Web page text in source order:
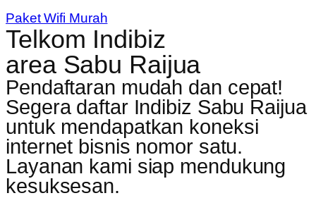
Paket Wifi Murah
Telkom Indibiz
area Sabu Raijua
Pendaftaran mudah dan cepat!
Segera daftar Indibiz Sabu Raijua
untuk mendapatkan koneksi
internet bisnis nomor satu.
Layanan kami siap mendukung
kesuksesan.